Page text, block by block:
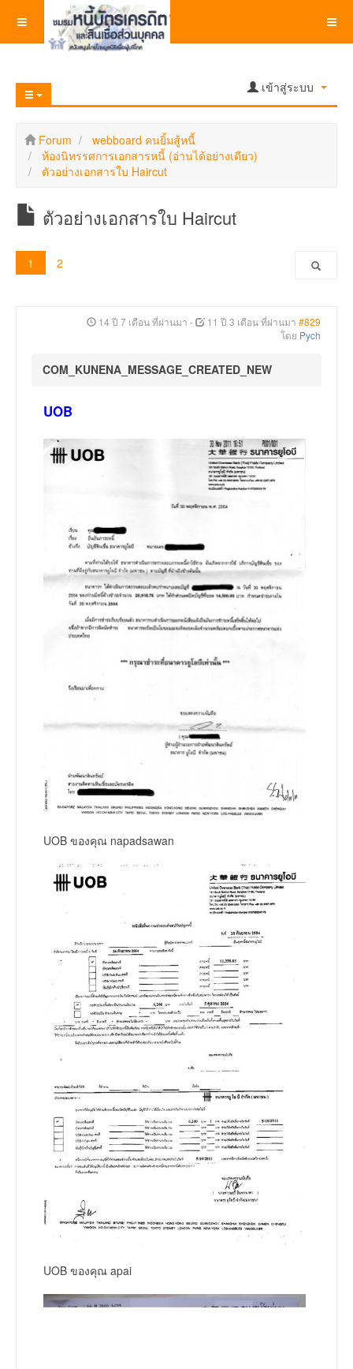
เข้าสู่ระบบ
Forum
webboard คนยิ้มสู้หนี้
ห้องนิทรรศการเอกสารหนี้ (อ่านได้อย่างเดียว)
ตัวอย่างเอกสารใบ Haircut
ตัวอย่างเอกสารใบ Haircut
1 2
14 ปี 7 เดือน ที่ผ่านมา - 11 ปี 3 เดือน ที่ผ่านมา #829
โดย Pych
COM_KUNENA_MESSAGE_CREATED_NEW
UOB
UOB ของคุณ napadsawan
UOB ของคุณ apai